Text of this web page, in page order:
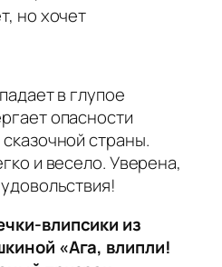
но хочет
в глупое
опасности
страны.
и весело. Уверена,
влипсики из
«Ага, влипли!